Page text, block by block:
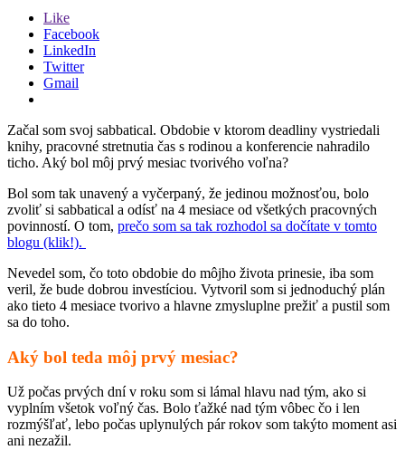
Like
Facebook
LinkedIn
Twitter
Gmail
Začal som svoj sabbatical. Obdobie v ktorom deadliny vystriedali
knihy, pracovné stretnutia čas s rodinou a konferencie nahradilo
ticho. Aký bol môj prvý mesiac tvorivého voľna?
Bol som tak unavený a vyčerpaný, že jedinou možnosťou, bolo
zvoliť si sabbatical a odísť na 4 mesiace od všetkých pracovných
povinností. O tom, prečo som sa tak rozhodol sa dočítate v tomto
blogu (klik!).
Nevedel som, čo toto obdobie do môjho života prinesie, iba som
veril, že bude dobrou investíciou. Vytvoril som si jednoduchý plán
ako tieto 4 mesiace tvorivo a hlavne zmysluplne prežiť a pustil som
sa do toho.
Aký bol teda môj prvý mesiac?
Už počas prvých dní v roku som si lámal hlavu nad tým, ako si
vyplním všetok voľný čas. Bolo ťažké nad tým vôbec čo i len
rozmýšľať, lebo počas uplynulých pár rokov som takýto moment asi
ani nezažil.